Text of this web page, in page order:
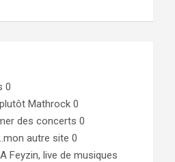
0
Mathrock 0
des concerts 0
autre site 0
A Feyzin, live de musiques